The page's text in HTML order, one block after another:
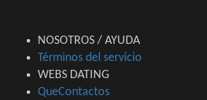
NOSOTROS / AYUDA
Términos del servicio
WEBS DATING
QueContactos